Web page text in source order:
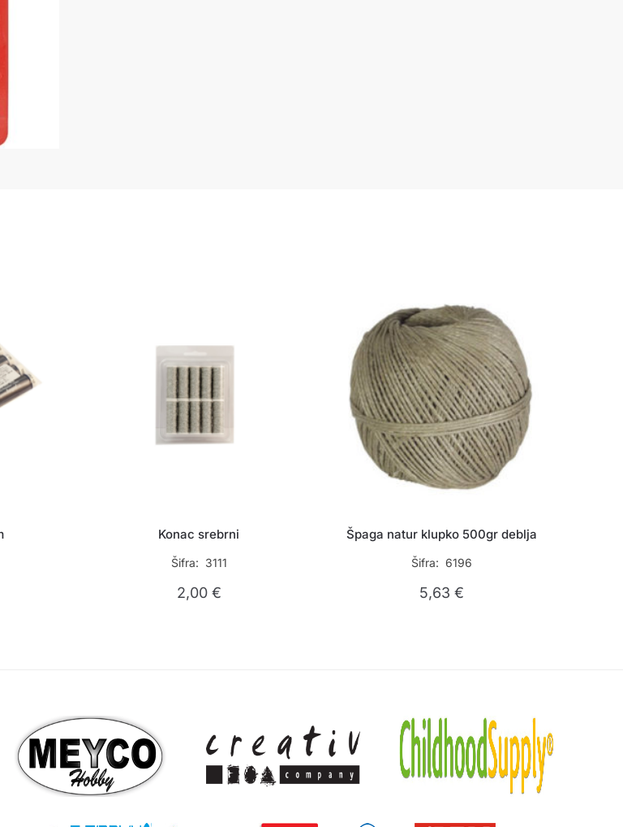
Konac srebrni
Šifra: 3111
2,00 €
Špaga natur klupko 500gr deblja
Šifra: 6196
5,63€